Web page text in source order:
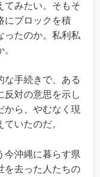
てみたい。そもそ
にブロックを積
ったのか。私利私
な手続きで、ある
反対の意思を示し
から、やむなく現
いたのだ。
今沖縄に暮らす県
を去った人たちの